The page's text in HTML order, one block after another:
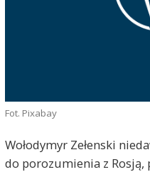
Fot. Pixabay
Wołodymyr Zełenski
do porozumienia z Rosją,